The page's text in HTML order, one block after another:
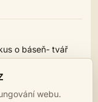
o báseň- tvář
že.Ale je to o
si že ti těch
webu.